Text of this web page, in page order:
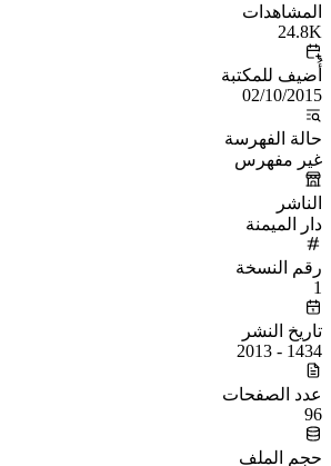
المشاهدات
24.8K
أُضيف للمكتبة
02/10/2015
حالة الفهرسة
غير مفهرس
الناشر
دار الميمنة
رقم النسخة
1
تاريخ النشر
1434 - 2013
عدد الصفحات
96
حجم الملف